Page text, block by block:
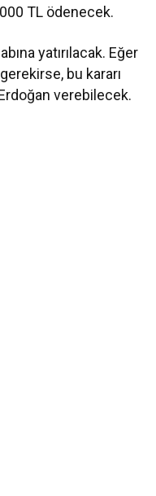
TL ödenecek.
yatırılacak. Eğer
bu kararı
verebilecek.